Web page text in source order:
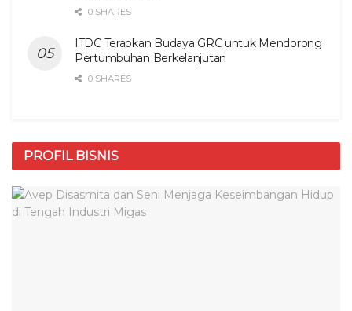
0 SHARES
ITDC Terapkan Budaya GRC untuk Mendorong
Pertumbuhan Berkelanjutan
0 SHARES
PROFIL BISNIS